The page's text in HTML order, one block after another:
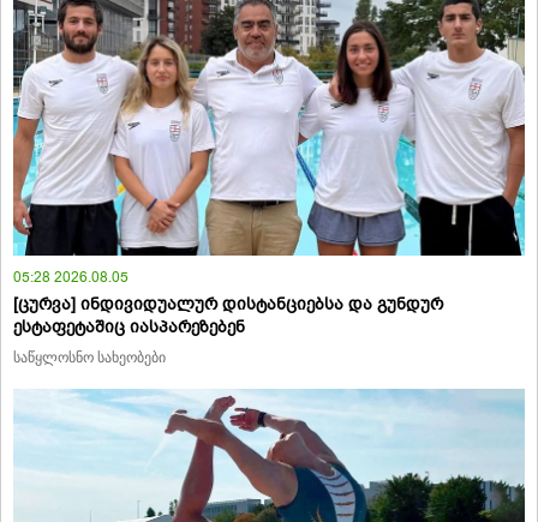
05:28 2026.08.05
[ცურვა] ინდივიდუალურ დისტანციებსა და გუნდურ
ესტაფეტაშიც იასპარეზებენ
საწყლოსნო სახეობები